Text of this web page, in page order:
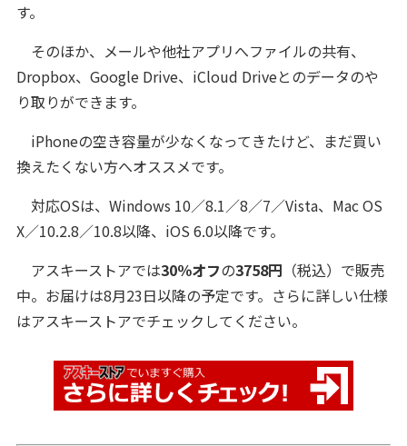
す。
そのほか、メールや他社アプリへファイルの共有、
Dropbox、Google Drive、iCloud Driveとのデータのや
り取りができます。
iPhoneの空き容量が少なくなってきたけど、まだ買い
換えたくない方へオススメです。
対応OSは、Windows 10／8.1／8／7／Vista、Mac OS
X／10.2.8／10.8以降、iOS 6.0以降です。
アスキーストアでは30％オフの3758円 （税込）で販売
中。お届けは8月23日以降の予定です。さらに詳しい仕様
はアスキーストアでチェックしてください。